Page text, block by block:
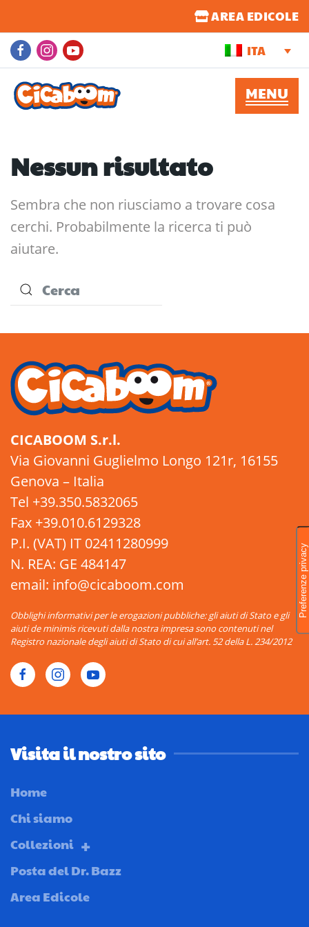
AREA EDICOLE
ITA
Nessun risultato
Sembra che non riusciamo a trovare cosa
cerchi. Probabilmente la ricerca ti può
aiutare.
CICABOOM S.r.l.
Via Giovanni Guglielmo Longo 121r, 16155
Genova – Italia
Tel +39.350.5832065
Fax +39.010.6129328
P.I. (VAT) IT 02411280999
N. REA: GE 484147
email: info@cicaboom.com
Obblighi informativi per le erogazioni pubbliche: gli aiuti di Stato e gli
aiuti de minimis ricevuti dalla nostra impresa sono contenuti nel
Registro nazionale degli aiuti di Stato di cui all’art. 52 della L. 234/2012
Visita il nostro sito
Home
Chi siamo
Collezioni
Posta del Dr. Bazz
Area Edicole